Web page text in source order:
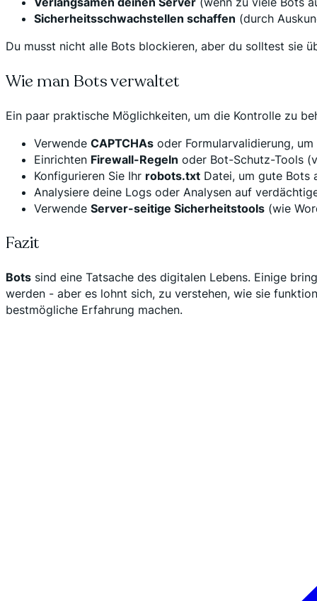
Sicherheitsschwachstellen schaffen (durch
Du musst nicht alle Bots blockieren, aber du solltest sie
Wie man Bots verwaltet
Ein paar praktische Möglichkeiten, um die Kontrolle zu
Verwende CAPTCHAs oder Formularvalidierung,
Einrichten Firewall-Regeln oder Bot-Schutz-Tools
Konfigurieren Sie Ihr robots.txt Datei, um gute Bots
Analysiere deine Logs oder Analysen auf
Verwende Server-seitige Sicherheitstools (wie
Fazit
Bots sind eine Tatsache des digitalen Lebens. Einige
werden - aber es lohnt sich, zu verstehen, wie sie
bestmögliche Erfahrung machen.